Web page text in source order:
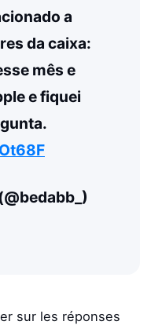
a
da caixa:
mês e
e fiquei
sur les réponses